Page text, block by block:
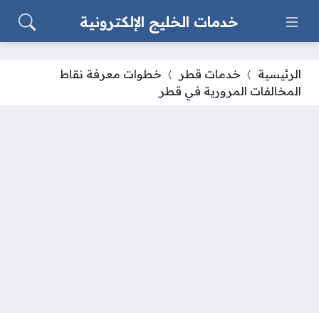
خدمات الخليج الإلكترونية
الرئيسية خدمات قطر
خطوات معرفة نقاط
المخالفات المرورية في قطر